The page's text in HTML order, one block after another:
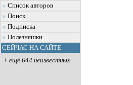
Список авторов
Поиск
Подписка
Полезняшки
СЕЙЧАС НА САЙТЕ
+ ещё 644 неизвестных